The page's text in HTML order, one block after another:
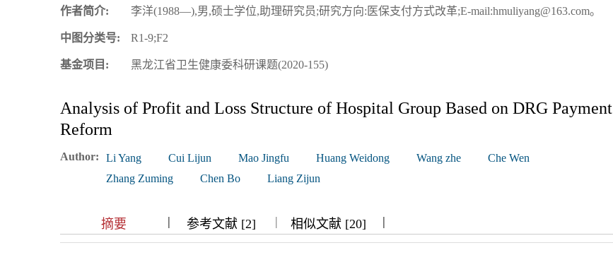
作者简介: 李洋(1988—),男,硕士学位,助理研究员;研究方向:医保支付方式改革;E-mail:hmuliyang@163.com。
中图分类号: R1-9;F2
基金项目: 黑龙江省卫生健康委科研课题(2020-155)
Analysis of Profit and Loss Structure of Hospital Group Based on DRG Payment
Reform
Author: Li Yang Cui Lijun Mao Jingfu Huang Weidong Wang zhe
Che Wen
Zhang Zuming
Chen Bo Liang Zijun
摘要 ||| 参考文献 [2] | 相似文献 [20] |||